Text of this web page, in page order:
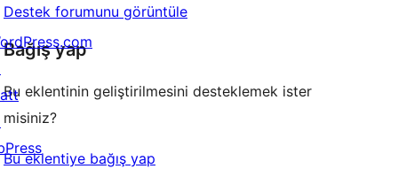
Destek forumunu görüntüle
Bağış yap
Bu eklentinin geliştirilmesini desteklemek ister
misiniz?
Bu eklentiye bağış yap